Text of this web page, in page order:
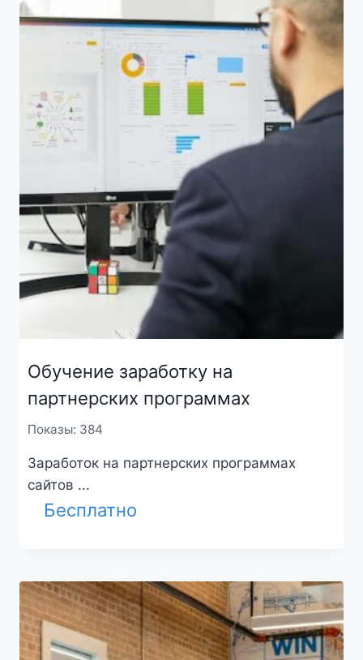
Обучение заработку на
партнерских программах
Показы: 384
Заработок на партнерских программах
сайтов ...
Бесплатно